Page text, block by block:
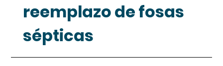
reemplazo de fosas
sépticas